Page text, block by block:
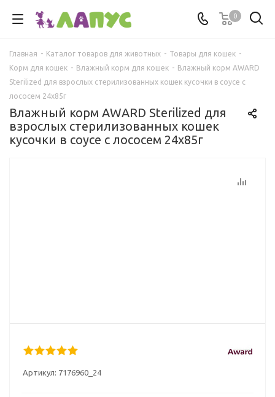
0
Главная - Каталог товаров для животных - Товары для кошек -
Корм для кошек - Влажный корм для кошек - Влажный корм AWARD
Sterilized для взрослых стерилизованных кошек кусочки в соусе с
лососем 24х85г
Влажный корм AWARD Sterilized для
взрослых стерилизованных кошек
кусочки в соусе с лососем 24х85г
Артикул: 7176960_24